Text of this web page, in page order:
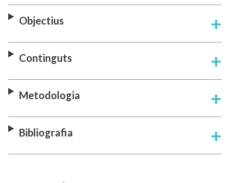
Objectius
Continguts
Metodologia
Bibliografia